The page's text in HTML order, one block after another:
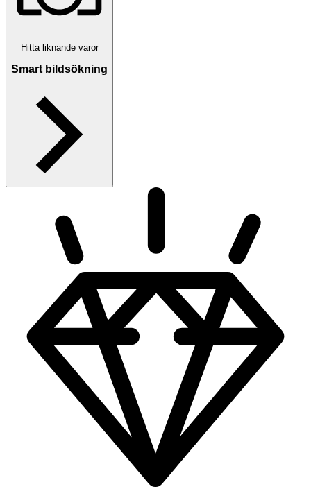
Hitta liknande varor
Smart bildsökning